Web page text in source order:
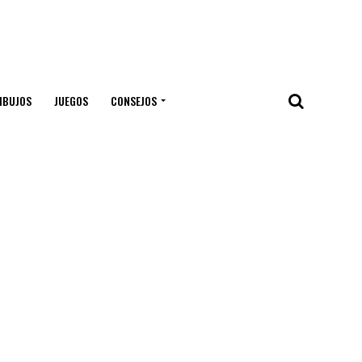
JUEGOS CONSEJOS